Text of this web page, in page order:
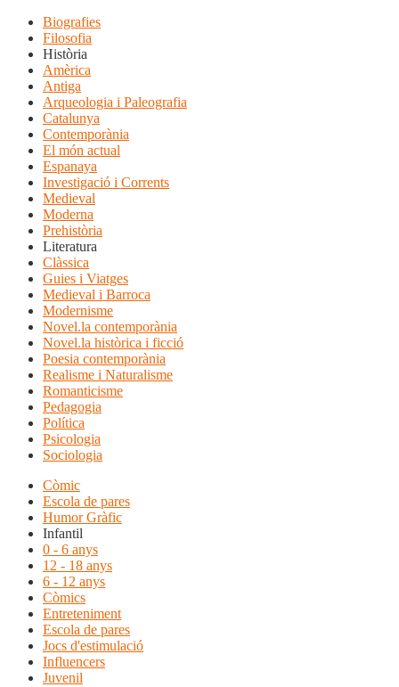
Biografies
Filosofia
Història
Amèrica
Antiga
Arqueologia i Paleografia
Catalunya
Contemporània
El món actual
Espanaya
Investigació i Corrents
Medieval
Moderna
Prehistòria
Literatura
Clàssica
Guies i Viatges
Medieval i Barroca
Modernisme
Novel.la contemporània
Novel.la històrica i ficció
Poesia contemporània
Realisme i Naturalisme
Romanticisme
Pedagogia
Política
Psicologia
Sociologia
Còmic
Escola de pares
Humor Gràfic
Infantil
0 - 6 anys
12 - 18 anys
6 - 12 anys
Còmics
Entreteniment
Escola de pares
Jocs d'estimulació
Influencers
Juvenil